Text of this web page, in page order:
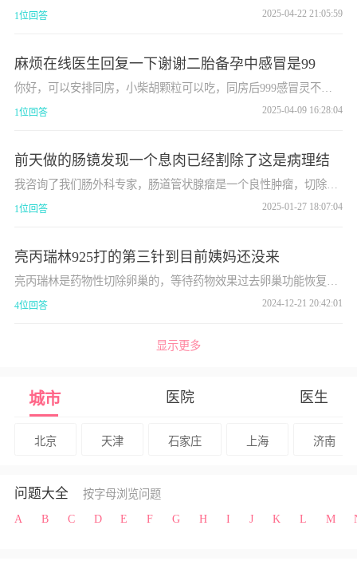
备孕的过程中吃了这些药隔开一个月经周期最合适了，因为药物代
1位回答 2025-04-22 21:05:59
麻烦在线医生回复一下谢谢二胎备孕中感冒是99
你好，可以安排同房，小柴胡颗粒可以吃，同房后999感冒灵不建
议继续用药了
1位回答 2025-04-09 16:28:04
前天做的肠镜发现一个息肉已经割除了这是病理结
我咨询了我们肠外科专家，肠道管状腺瘤是一个良性肿瘤，切除后
就可以了，不用太担心。祝您健康，新春大吉万事如意。
1位回答 2025-01-27 18:07:04
亮丙瑞林925打的第三针到目前姨妈还没来
亮丙瑞林是药物性切除卵巢的，等待药物效果过去卵巢功能恢复就
有可能来月经。但是如果你年龄大，快面临绝经的年龄，打针可能
4位回答 2024-12-21 20:42:01
显示更多
城市 医院 医生
北京 天津 石家庄 上海 济南
问题大全
按字母浏览问题
A
B C D E F G H I J K L M